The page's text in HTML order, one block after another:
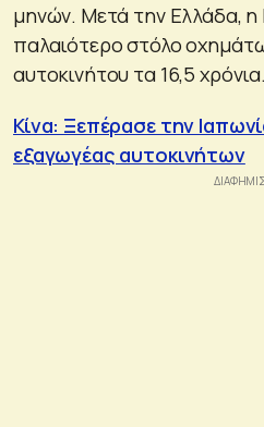
μηνών. Μετά την Ελλάδα, η
παλαιότερο στόλο
αυτοκινήτου τα 16,5 χρόνια.
Κίνα: Ξεπέρασε την
εξαγωγέας αυτοκινήτων